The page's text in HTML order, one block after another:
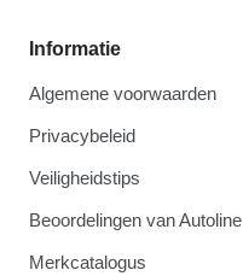
Informatie
Algemene voorwaarden
Privacybeleid
Veiligheidstips
Beoordelingen van Autoline
Merkcatalogus